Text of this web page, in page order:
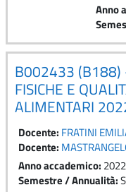
Anno
B002433 (B188)
FISICHE E
ALIMENTARI
Docente: FRATINI
Docente:
Anno accademico:
Semestre / Annualità: